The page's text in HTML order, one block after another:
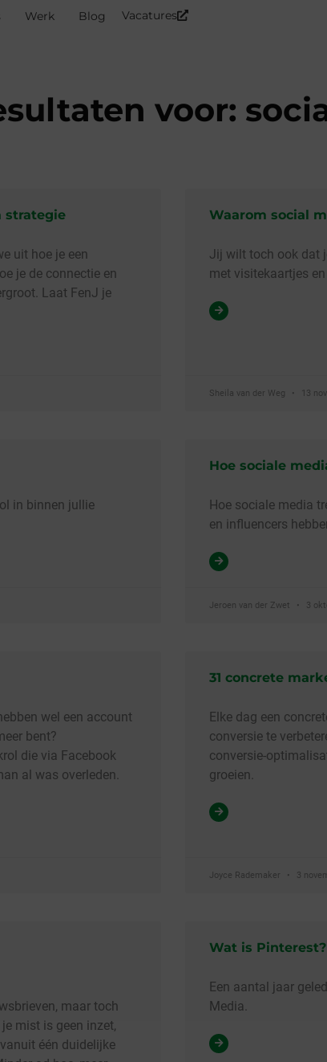
Werk Blog Vacatures
voor:
strategie
uit hoe je een
je de connectie en
Laat FenJ je
Waarom social
Jij wilt toch ook dat
met visitekaartjes
Sheila van der Weg 13
in binnen jullie
Hoe sociale
Hoe sociale media
en influencers
Jeroen van der Zwet 3
wel een account
bent?
die via Facebook
al was overleden.
31 concrete
Elke dag een
conversie te
conversie-
groeien.
Joyce Rademaker 3
maar toch
mist is geen inzet,
één duidelijke
Wat is Pinterest?
Een aantal jaar
Media.